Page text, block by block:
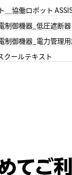
＿協働ロボット
制御機器_低圧遮断器
制御機器_電力管理
クールテキスト